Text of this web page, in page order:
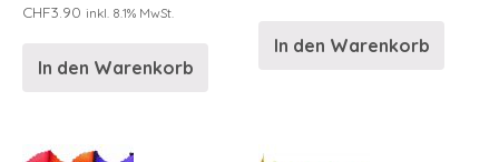
CHF3.90 inkl. 8.1% MwSt.
In den Warenkorb
In den Warenkorb